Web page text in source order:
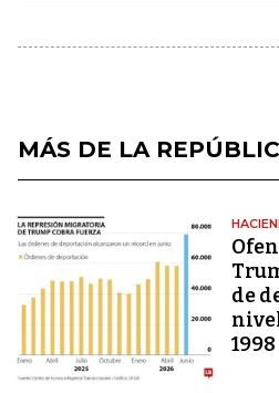
MÁS DE LA
de
1998